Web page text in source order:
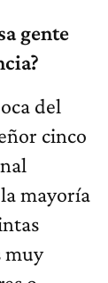
gente
del
cinco
mayoría
muy